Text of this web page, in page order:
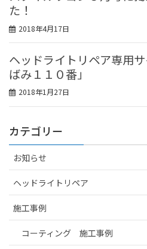
た！
2018年4月17日
ヘッドライトリペア専用
ばみ１１０番」
2018年1月27日
カテゴリー
お知らせ
ヘッドライトリペア
施工事例
コーティング 施工事例